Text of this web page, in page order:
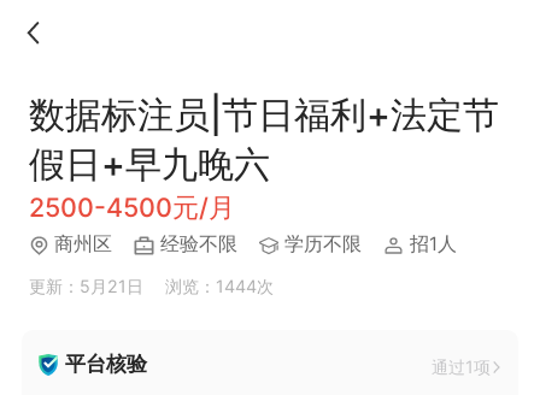
数据标注员|节日福利+法定节
假日+早九晚六
2500-4500元/月
商州区 经验不限 学历不限 招1人
更新：5月21日 浏览：1444次
平台核验 通过1项